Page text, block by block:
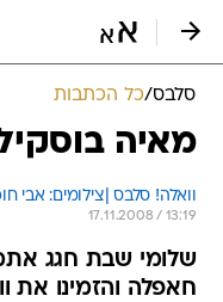
סלבס/כל הכתבות
מאיה
וואלה! סלבס |צילומים: אבי
17.11.2008 / 13:19
שלומי שבת חגג
חאפלה והזמינו את